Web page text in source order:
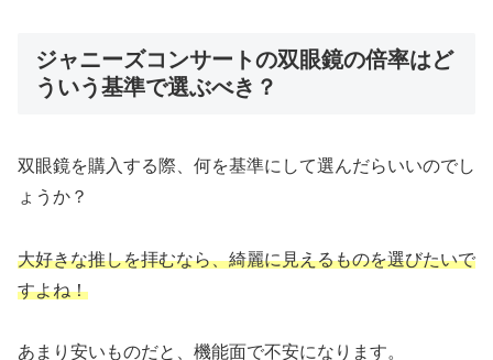
ジャニーズコンサートの双眼鏡の倍率はど
ういう基準で選ぶべき？
双眼鏡を購入する際、何を基準にして選んだらいいのでし
ょうか？
大好きな推しを拝むなら、綺麗に見えるものを選びたいで
すよね！
あまり安いものだと、機能面で不安になります。